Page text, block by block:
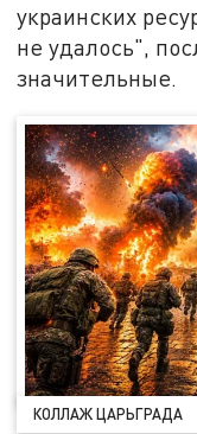
украинских
не удалось",
значительные.
КОЛЛАЖ ЦАРЬГРАДА